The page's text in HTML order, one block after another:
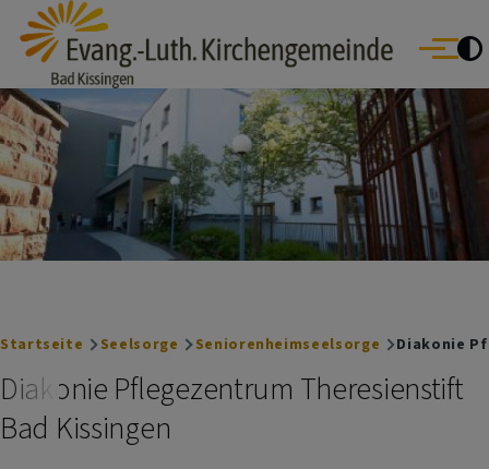
Direkt zum Inhalt
Evang.- Luth. Kirchengemeinde Bad Kissingen
Bad Bocklet | Bad Kissingen | Burkardroth | Euerdorf |
Oberthulba | Oerlenbach
Menü
Breadcrumb
Startseite Seelsorge Seniorenheimseelsorge Diakonie
Diakonie Pflegezentrum Theresienstift
Bad Kissingen